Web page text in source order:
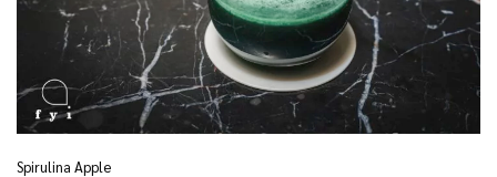
Spirulina Apple